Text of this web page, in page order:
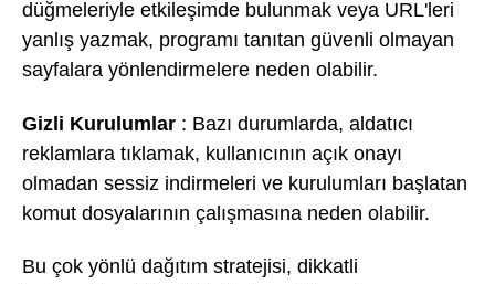
düğmeleriyle etkileşimde bulunmak veya URL'leri
yanlış yazmak, programı tanıtan güvenli olmayan
sayfalara yönlendirmelere neden olabilir.
Gizli Kurulumlar : Bazı durumlarda, aldatıcı
reklamlara tıklamak, kullanıcının açık onayı
olmadan sessiz indirmeleri ve kurulumları başlatan
komut dosyalarının çalışmasına neden olabilir.
Bu çok yönlü dağıtım stratejisi, dikkatli